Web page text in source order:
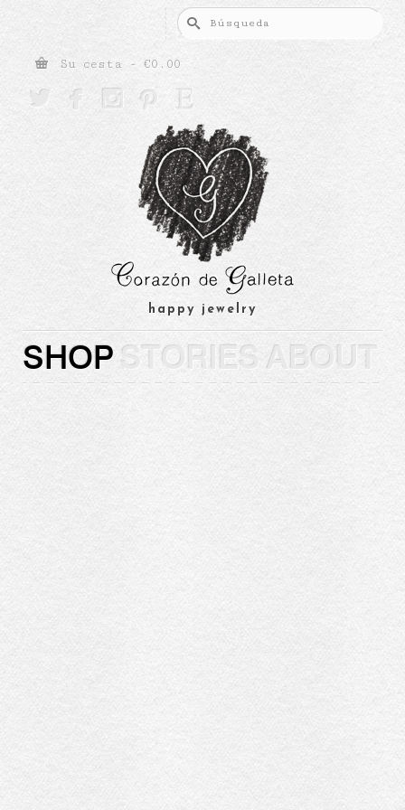
Buscar
por:
Su cesta - €0.00
    
happy jewelry
SHOP STORIES ABOUT